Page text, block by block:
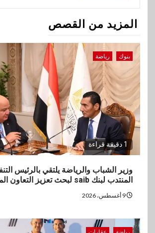
المزيد من القصص
بنوك رياضة
1 دقيقة قراءة
وزير الشباب والرياضة يلتقي بالرئيس
المنتدب لبنك saib لبحث تعزيز التعاون المشترك